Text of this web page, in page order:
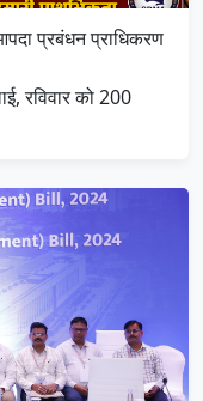
प्रबंधन प्राधिकरण
रविवार को 200